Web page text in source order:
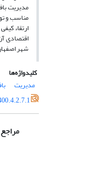
مناسب و
ارتقاء
شهر
کلیدواژه‌ها
مدیریت
مراجع